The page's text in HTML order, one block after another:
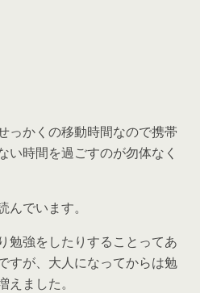
っかくの移動時間なので携帯
い時間を過ごすのが勿体なく
でいます。
勉強をしたりすることってあ
すが、大人になってからは勉
ました。